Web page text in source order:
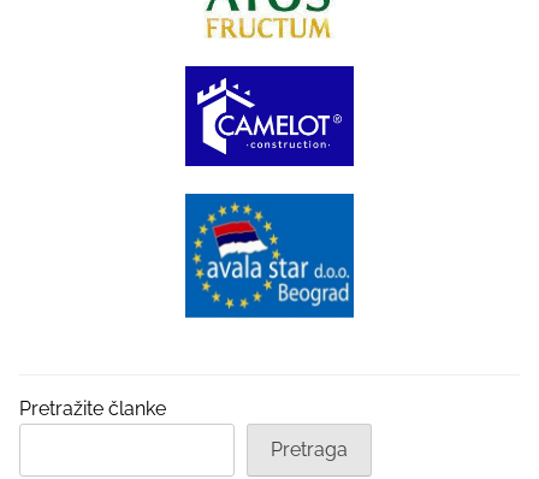
Pretražite članke
Pretraga